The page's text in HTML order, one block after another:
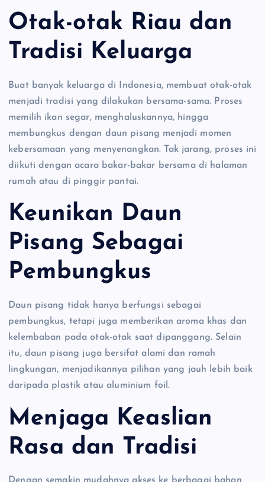
Otak-otak Riau dan
Tradisi Keluarga
Buat banyak keluarga di Indonesia, membuat otak-otak
menjadi tradisi yang dilakukan bersama-sama. Proses
memilih ikan segar, menghaluskannya, hingga
membungkus dengan daun pisang menjadi momen
kebersamaan yang menyenangkan. Tak jarang, proses ini
diikuti dengan acara bakar-bakar bersama di halaman
rumah atau di pinggir pantai.
Keunikan Daun
Pisang Sebagai
Pembungkus
Daun pisang tidak hanya berfungsi sebagai
pembungkus, tetapi juga memberikan aroma khas dan
kelembaban pada otak-otak saat dipanggang. Selain
itu, daun pisang juga bersifat alami dan ramah
lingkungan, menjadikannya pilihan yang jauh lebih baik
daripada plastik atau aluminium foil.
Menjaga Keaslian
Rasa dan Tradisi